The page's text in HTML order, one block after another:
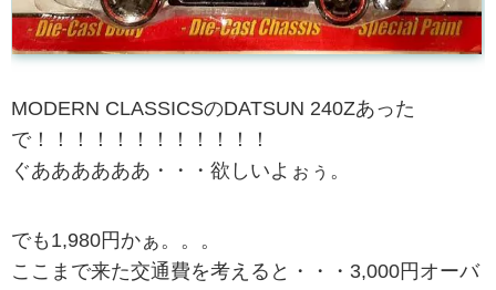
MODERN CLASSICSのDATSUN 240Zあった
で！！！！！！！！！！！！
ぐああああああ・・・欲しいよぉぅ。
でも1,980円かぁ。。。
ここまで来た交通費を考えると・・・3,000円オーバ